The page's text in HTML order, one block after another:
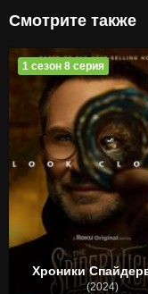
Смотрите также
Хроники
(2024)
1 сезон 8 серия